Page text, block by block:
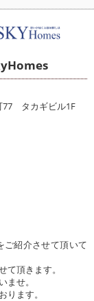
77 タカギビル1F
ご紹介させて頂いて
頂きます。
せ。
ます。